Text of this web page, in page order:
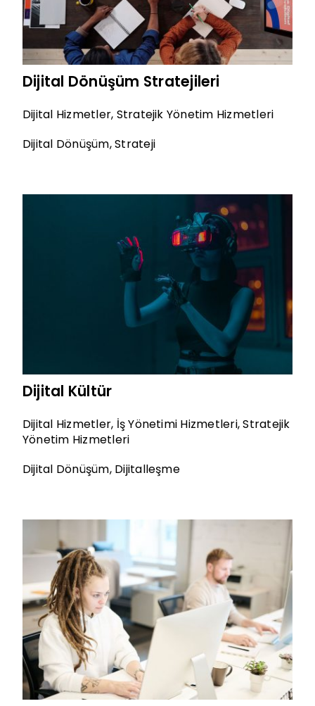
Dijital Dönüşüm Stratejileri
Dijital Hizmetler, Stratejik Yönetim Hizmetleri
Dijital Dönüşüm,Strateji
Dijital Kültür
Dijital Hizmetler, İş Yönetimi Hizmetleri,Stratejik
Yönetim Hizmetleri
Dijital Dönüşüm, Dijitalleşme